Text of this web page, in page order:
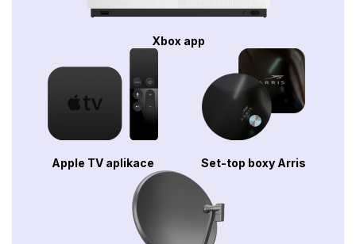
Xbox app
Apple TV aplikace Set-top boxy Arris